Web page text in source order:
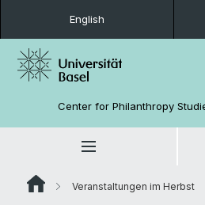
English
Center for Philanthropy
Veranstaltungen im Herbst